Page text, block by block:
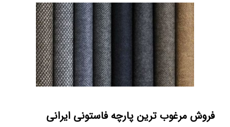
فروش مرغوب ترین پارچه فاستونی ایرانی